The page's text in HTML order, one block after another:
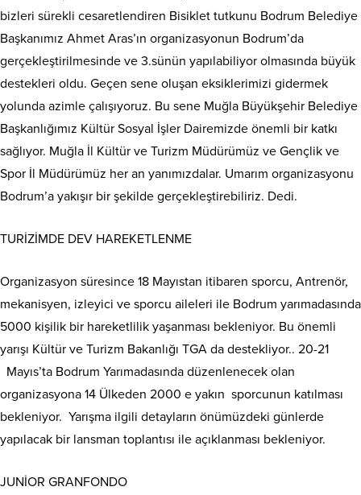
bizleri sürekli cesaretlendiren Bisiklet tutkunu Bodrum Belediye
Başkanımız Ahmet Aras’ın organizasyonun Bodrum’da
gerçekleştirilmesinde ve 3.sünün yapılabiliyor olmasında büyük
destekleri oldu. Geçen sene oluşan eksiklerimizi gidermek
yolunda azimle çalışıyoruz. Bu sene Muğla Büyükşehir Belediye
Başkanlığımız Kültür Sosyal İşler Dairemizde önemli bir katkı
sağlıyor. Muğla İl Kültür ve Turizm Müdürümüz ve Gençlik ve
Spor İl Müdürümüz her an yanımızdalar. Umarım organizasyonu
Bodrum’a yakışır bir şekilde gerçekleştirebiliriz. Dedi.
TURİZİMDE DEV HAREKETLENME
Organizasyon süresince 18 Mayıstan itibaren sporcu, Antrenör,
mekanisyen, izleyici ve sporcu aileleri ile Bodrum yarımadasında
5000 kişilik bir hareketlilik yaşanması bekleniyor. Bu önemli
yarışı Kültür ve Turizm Bakanlığı TGA da destekliyor.. 20-21
Mayıs’ta Bodrum Yarımadasında düzenlenecek olan
organizasyona 14 Ülkeden 2000 e yakın sporcunun katılması
bekleniyor. Yarışma ilgili detayların önümüzdeki günlerde
yapılacak bir lansman toplantısı ile açıklanması bekleniyor.
JUNİOR GRANFONDO